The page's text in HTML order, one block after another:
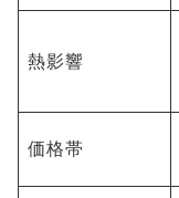
熱影響
価格帯